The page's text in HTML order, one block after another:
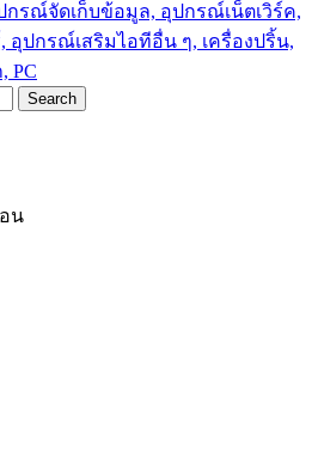
กรณ์จัดเก็บข้อมูล, อุปกรณ์เน็ตเวิร์ค,
อุปกรณ์เสริมไอทีอื่น ๆ, เครื่องปริ้น,
PC
น